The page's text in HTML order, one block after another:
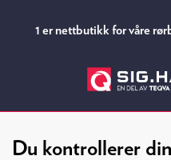
1 er nettbutikk for våre
Du kontrollerer